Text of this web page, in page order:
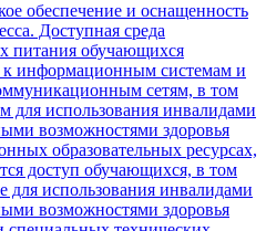
обеспечение и оснащенность
Доступная среда
питания обучающихся
информационным системам и
сетям, в том
для использования инвалидами
возможностями здоровья
образовательных ресурсах,
доступ обучающихся, в том
для использования инвалидами
возможностями здоровья